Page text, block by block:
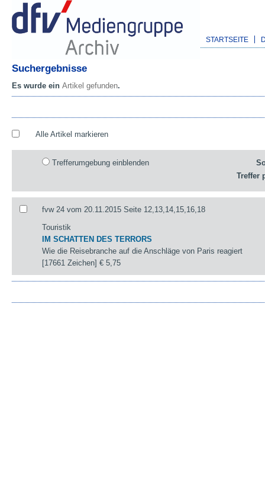
STARTSEITE
Suchergebnisse
Es wurde ein Artikel gefunden.
Alle Artikel markieren
Trefferumgebung einblenden
Treffer
fvw 24 vom 20.11.2015 Seite 12,13,14,15,16,18
Touristik
IM SCHATTEN DES TERRORS
Wie die Reisebranche auf die Anschläge von Paris reagiert
[17661 Zeichen]€ 5,75